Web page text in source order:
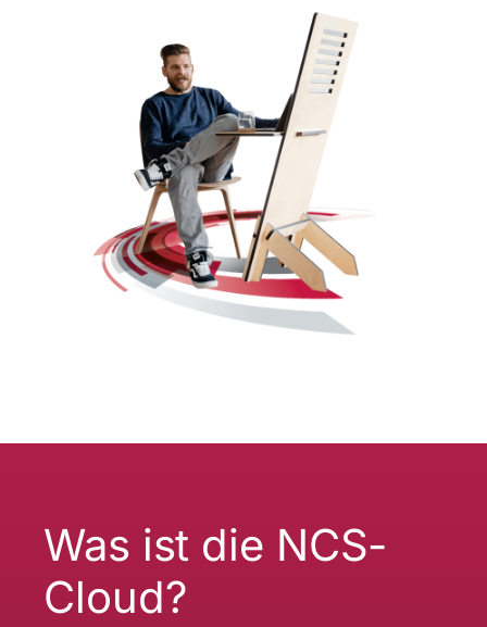
Was ist die NCS-
Cloud?